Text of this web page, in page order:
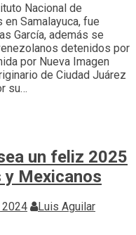
Nacional de
Samalayuca, fue
García, además se
detenidos por
por Nueva Imagen
de Ciudad Juárez
su…
un feliz 2025
y Mexicanos
2024 Luis Aguilar